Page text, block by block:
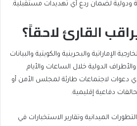
ودولية لضمان ردع أي تهديدات مستقبلية.
القارئ لاحقاً؟
الإماراتية والبحرينية والكويتية والبيانات
الدولية خلال الساعات والأيام
دعوات لاجتماعات طارئة لمجلس الأمن أو
دفاعية إقليمية.
الميدانية وتقارير الاستخبارات في